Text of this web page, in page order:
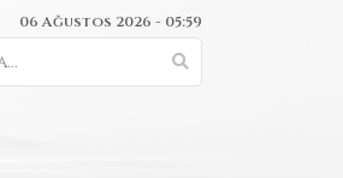
06 Ağustos 2026 - 05:59